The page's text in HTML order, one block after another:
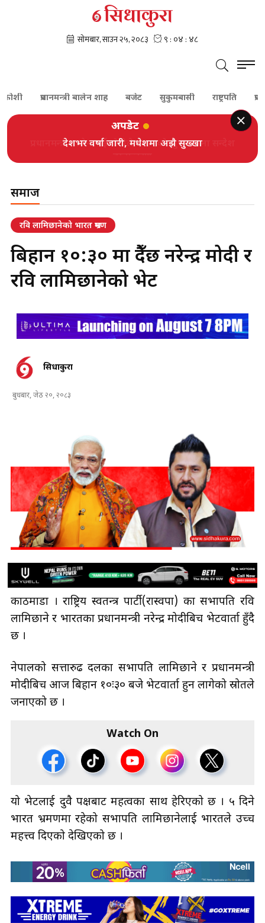
प्रधानमन्त्री बालेन शाह सुकुमबासी राष्ट्रपति
अपडेट
देशभर वर्षा जारी, मधेशमा अझै सुख्खा
समाज
रवि लामिछानेको भारत भ्रमण
बिहान १०:३० मा हुँदैछ नरेन्द्र मोदी र
रवि लामिछानेको भेट
सिधाकुरा
बुधबार, जेठ २०, २०८३
काठमाडौँ । राष्ट्रिय स्वतन्त्र पार्टी(रास्वपा) का सभापति रवि
लामिछाने र भारतका प्रधानमन्त्री नरेन्द्र मोदीबिच भेटवार्ता हुँदै
छ ।
नेपालको सत्तारुढ दलका सभापति लामिछाने र प्रधानमन्त्री
मोदीबिच आज बिहान १०ः३० बजे भेटवार्ता हुन लागेको स्रोतले
जनाएको छ ।
Watch On
यो भेटलाई दुवै पक्षबाट महत्वका साथ हेरिएको छ । ५ दिने
भारत भ्रमणमा रहेको सभापति लामिछानेलाई भारतले उच्च
महत्त्व दिएको देखिएको छ ।